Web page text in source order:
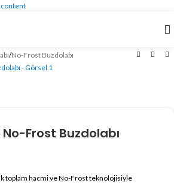
content
/No-Frost Buzdolabı
Frost Buzdolabı
toplam hacmi ve No-Frost teknolojisiyle